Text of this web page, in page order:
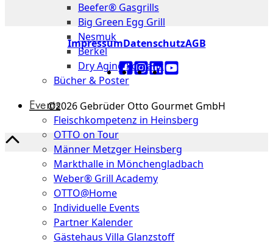
Beefer® Gasgrills
Big Green Egg Grill
Nesmuk
Berkel
Dry Aging Schrank
Bücher & Poster
Events
Fleischkompetenz in Heinsberg
OTTO on Tour
Männer Metzger Heinsberg
Markthalle in Mönchengladbach
Weber® Grill Academy
OTTO@Home
Individuelle Events
Partner Kalender
Gästehaus Villa Glanzstoff
ImpressumDatenschutzAGB
©2026 Gebrüder Otto Gourmet GmbH